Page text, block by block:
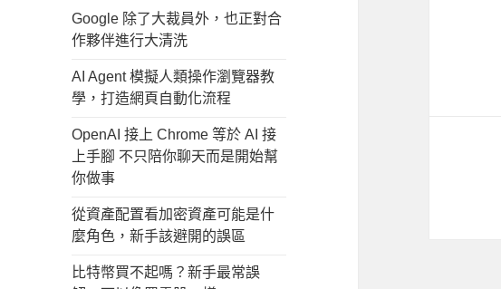
Google 除了大裁員外，也正對合
作夥伴進行大清洗
AI Agent 模擬人類操作瀏覽器教
學，打造網頁自動化流程
OpenAI 接上 Chrome 等於 AI 接
上手腳 不只陪你聊天而是開始幫
你做事
從資產配置看加密資產可能是什
麼角色，新手該避開的誤區
比特幣買不起嗎？新手最常誤